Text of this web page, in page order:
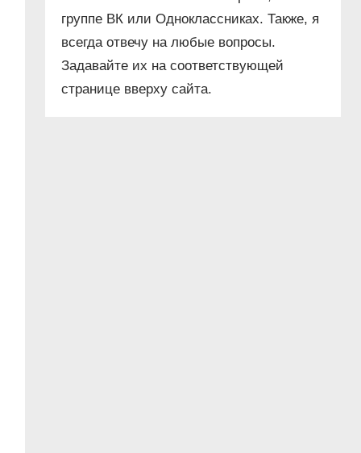
группе ВК или Одноклассниках. Также, я
всегда отвечу на любые вопросы.
Задавайте их на соответствующей
странице вверху сайта.